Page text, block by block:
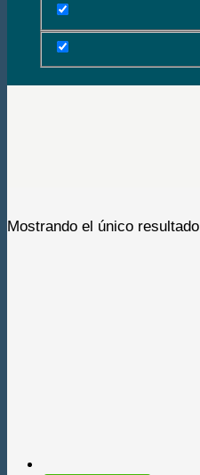
Mostrando el único resultado